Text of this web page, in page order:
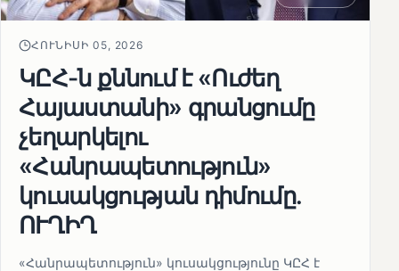
ՀՈՒՆԻՍԻ 05, 2026
ԿԸՀ-ն քննում է «Ուժեղ
Հայաստանի» գրանցումը
չեղարկելու
«Հանրապետություն»
կուսակցության դիմումը.
ՈՒՂԻՂ
«Հանրապետություն» կուսակցությունը ԿԸՀ է